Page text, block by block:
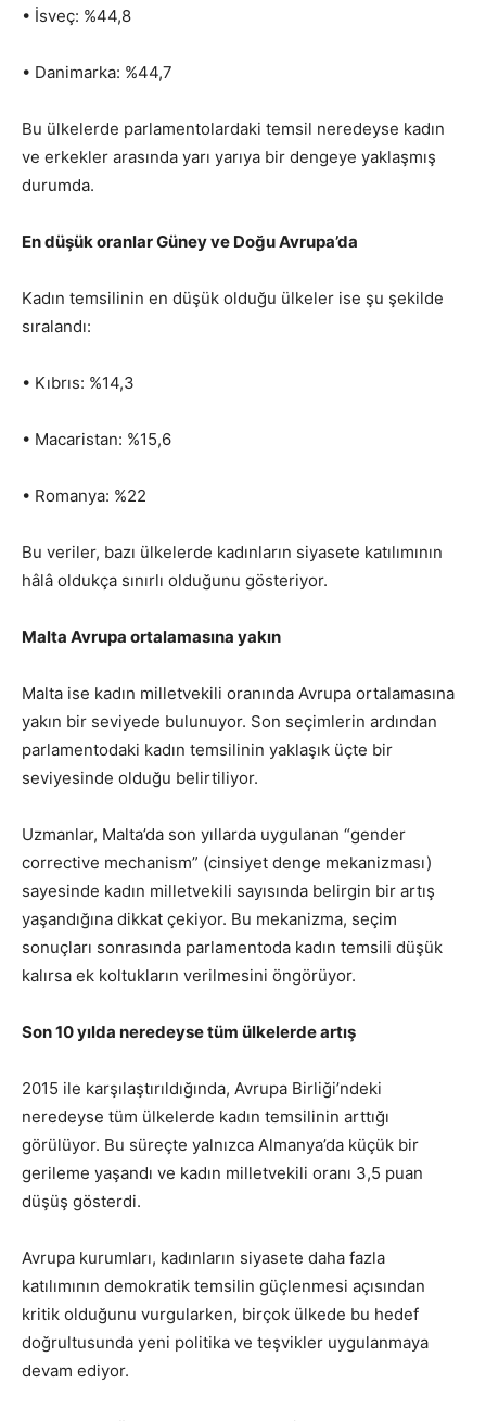
• İsveç: %44,8
• Danimarka: %44,7
Bu ülkelerde parlamentolardaki temsil neredeyse kadın
ve erkekler arasında yarı yarıya bir dengeye yaklaşmış
durumda.
En düşük oranlar Güney ve Doğu Avrupa’da
Kadın temsilinin en düşük olduğu ülkeler ise şu şekilde
sıralandı:
• Kıbrıs: %14,3
• Macaristan: %15,6
• Romanya: %22
Bu veriler, bazı ülkelerde kadınların siyasete katılımının
hâlâ oldukça sınırlı olduğunu gösteriyor.
Malta Avrupa ortalamasına yakın
Malta ise kadın milletvekili oranında Avrupa ortalamasına
yakın bir seviyede bulunuyor. Son seçimlerin ardından
parlamentodaki kadın temsilinin yaklaşık üçte bir
seviyesinde olduğu belirtiliyor.
Uzmanlar, Malta’da son yıllarda uygulanan “gender
corrective mechanism” (cinsiyet denge mekanizması)
sayesinde kadın milletvekili sayısında belirgin bir artış
yaşandığına dikkat çekiyor. Bu mekanizma, seçim
sonuçları sonrasında parlamentoda kadın temsili düşük
kalırsa ek koltukların verilmesini öngörüyor.
Son 10 yılda neredeyse tüm ülkelerde artış
2015 ile karşılaştırıldığında, Avrupa Birliği’ndeki
neredeyse tüm ülkelerde kadın temsilinin arttığı
görülüyor. Bu süreçte yalnızca Almanya’da küçük bir
gerileme yaşandı ve kadın milletvekili oranı 3,5 puan
düşüş gösterdi.
Avrupa kurumları, kadınların siyasete daha fazla
katılımının demokratik temsilin güçlenmesi açısından
kritik olduğunu vurgularken, birçok ülkede bu hedef
doğrultusunda yeni politika ve teşvikler uygulanmaya
devam ediyor.